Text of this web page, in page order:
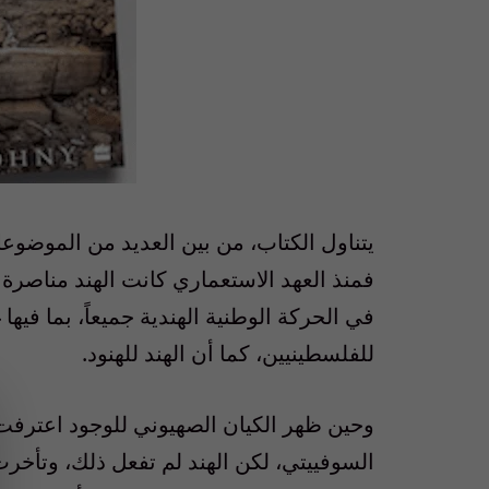
يتناول الكتاب، من بين العديد من
فمنذ العهد الاستعماري كانت الهند
في الحركة الوطنية الهندية جميعاً، بما
للفلسطينيين، كما أن الهند للهنود.
وحين ظهر الكيان الصهيوني للوجود اعترفت
السوفييتي، لكن الهند لم تفعل ذلك،